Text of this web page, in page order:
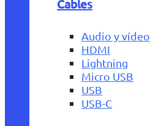
Cables
Audio y vídeo
HDMI
Lightning
Micro USB
USB
USB-C